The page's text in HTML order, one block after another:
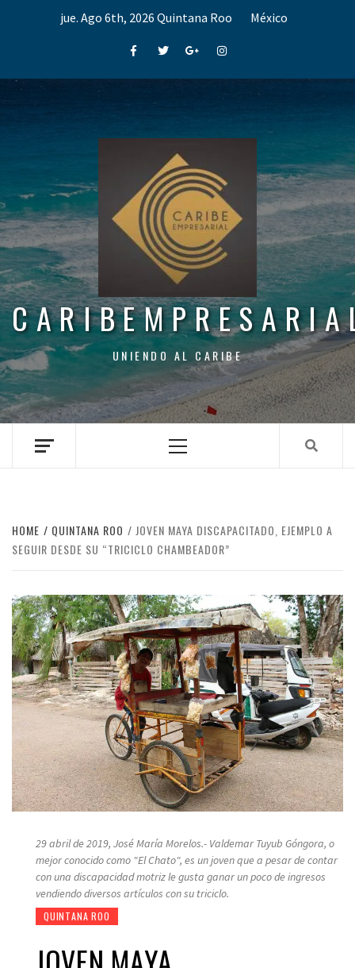
jue. Ago 6th, 2026 Quintana Roo México
FacebookTwitterGoogle+Instagram
UNIENDO AL CARIBE
Menu
HOME QUINTANA ROO
JOVEN MAYA DISCAPACITADO, EJEMPLO A
SEGUIR DESDE SU “TRICICLO CHAMBEADOR”
29 abril de 2019, José María Morelos.- Valdemar Tuyub Góngora, o
mejor conocido como "El Chato", es un joven que a pesar de contar
con una discapacidad motriz le gusta ganar un poco de ingresos
vendiendo diversos artículos con su triciclo.
QUINTANA ROO